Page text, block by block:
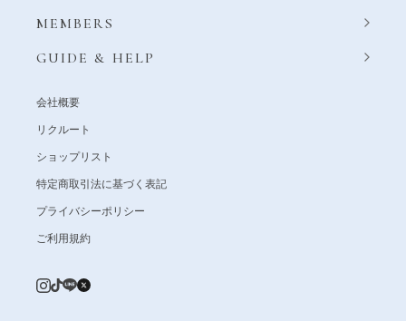
MEMBERS
GUIDE & HELP
会社概要
リクルート
ショップリスト
特定商取引法に基づく表記
プライバシーポリシー
ご利用規約